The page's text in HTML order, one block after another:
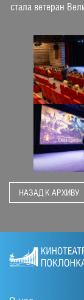
стала ветеран
НАЗАД К АРХИВУ